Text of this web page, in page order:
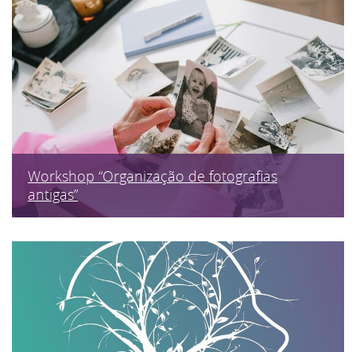
Workshop “Organização de fotografias
antigas”